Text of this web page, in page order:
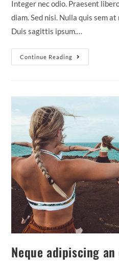
Integer nec odio. Praesent
diam. Sed nisi. Nulla quis sem
Duis sagittis ipsum.…
Continue Reading
Neque adipiscing